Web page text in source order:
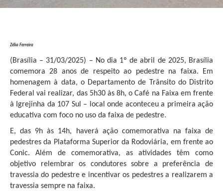
Zélia Ferreira
(Brasília – 31/03/2025) – No dia 1º de abril de 2025, Brasília
comemora 28 anos de respeito ao pedestre na faixa. Em
homenagem à data, o Departamento de Trânsito do Distrito
Federal vai realizar, das 5h30 às 8h, o Café na Faixa em frente
à Igrejinha da 107 Sul – local onde aconteceu a primeira ação
educativa com foco no uso da faixa de pedestre.
E, das 9h às 14h, haverá ação comemorativa na faixa de
pedestres da Plataforma Superior da Rodoviária, em frente ao
Conic. Além de comemorativa, as atividades têm como
objetivo relembrar os condutores sobre a preferência de
travessia do pedestre e incentivar os pedestres a realizarem a
travessia sempre na faixa.